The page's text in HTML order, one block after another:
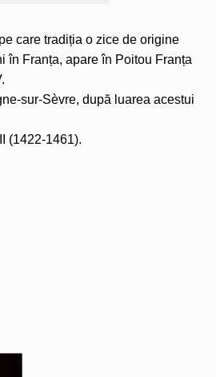
care tradiția o zice de origine
în Franța, apare în Poitou Franța
sur-Sèvre, după luarea acestui
(1422-1461).